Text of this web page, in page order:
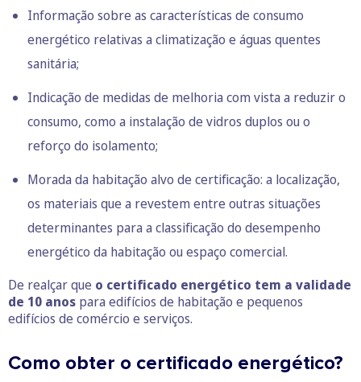
Informação sobre as características de consumo
energético relativas a climatização e águas quentes
sanitária;
Indicação de medidas de melhoria com vista a reduzir o
consumo, como a instalação de vidros duplos ou o
reforço do isolamento;
Morada da habitação alvo de certificação: a localização,
os materiais que a revestem entre outras situações
determinantes para a classificação do desempenho
energético da habitação ou espaço comercial.
De realçar que o certificado energético tem a validade
de 10 anos para edifícios de habitação e pequenos
edifícios de comércio e serviços.
Como obter o certificado energético?